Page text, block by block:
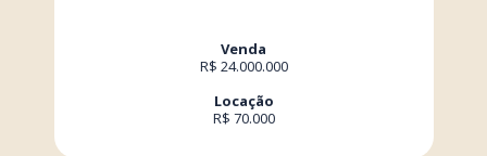
Venda
R$ 24.000.000
Locação
R$ 70.000